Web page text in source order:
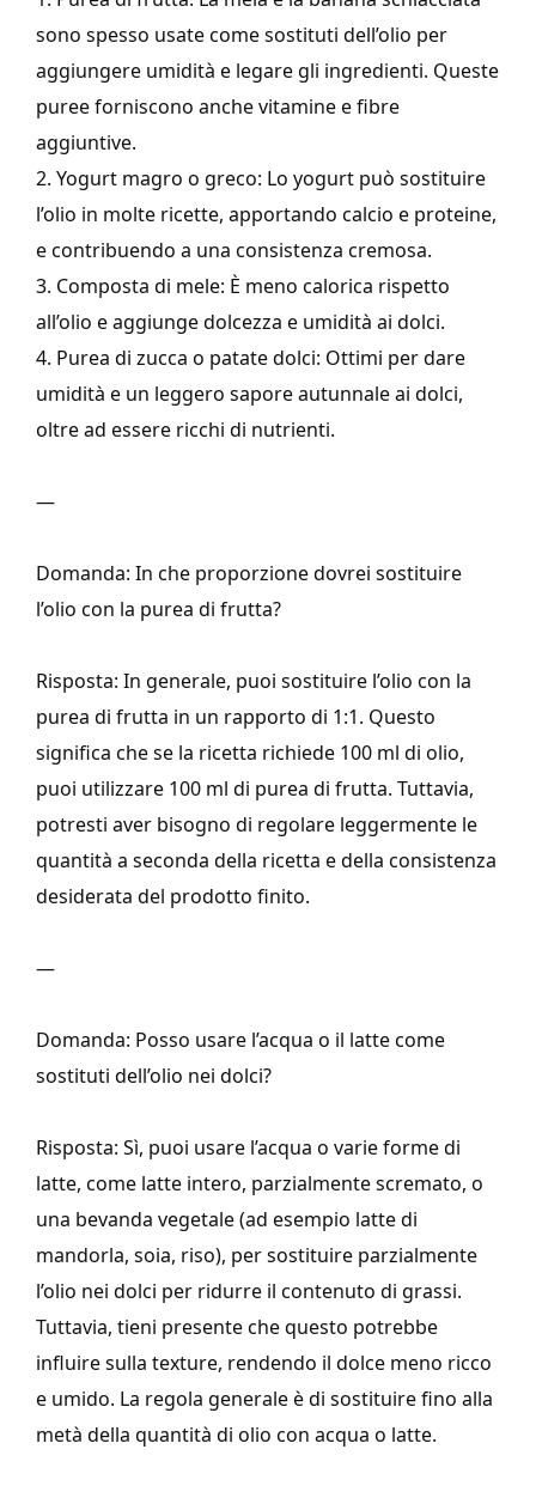
sono spesso usate come sostituti dell’olio per
aggiungere umidità e legare gli ingredienti. Queste
puree forniscono anche vitamine e fibre
aggiuntive.
2. Yogurt magro o greco: Lo yogurt può sostituire
l’olio in molte ricette, apportando calcio e proteine,
e contribuendo a una consistenza cremosa.
3. Composta di mele: È meno calorica rispetto
all’olio e aggiunge dolcezza e umidità ai dolci.
4. Purea di zucca o patate dolci: Ottimi per dare
umidità e un leggero sapore autunnale ai dolci,
oltre ad essere ricchi di nutrienti.
—
Domanda: In che proporzione dovrei sostituire
l’olio con la purea di frutta?
Risposta: In generale, puoi sostituire l’olio con la
purea di frutta in un rapporto di 1:1. Questo
significa che se la ricetta richiede 100 ml di olio,
puoi utilizzare 100 ml di purea di frutta. Tuttavia,
potresti aver bisogno di regolare leggermente le
quantità a seconda della ricetta e della consistenza
desiderata del prodotto finito.
—
Domanda: Posso usare l’acqua o il latte come
sostituti dell’olio nei dolci?
Risposta: Sì, puoi usare l’acqua o varie forme di
latte, come latte intero, parzialmente scremato, o
una bevanda vegetale (ad esempio latte di
mandorla, soia, riso), per sostituire parzialmente
l’olio nei dolci per ridurre il contenuto di grassi.
Tuttavia, tieni presente che questo potrebbe
influire sulla texture, rendendo il dolce meno ricco
e umido. La regola generale è di sostituire fino alla
metà della quantità di olio con acqua o latte.